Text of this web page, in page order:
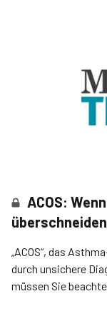
ACOS:
überschneiden
„ACOS“, das
durch unsichere
müssen Sie